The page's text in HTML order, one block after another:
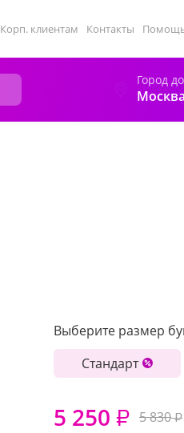
Корп. клиентам Контакты
Город
Москва
Выберите размер
Стандарт
5 250 ₽ 5 830₽